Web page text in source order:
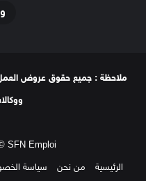
ملاحظة : جميع حقوق عروض العمل
SFN Emploi © حقوق النشر 2026
الرئيسية
من نحن سياسة